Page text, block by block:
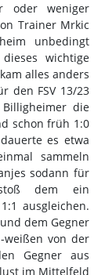
oder weniger
Trainer Mrkic
unbedingt
wichtige
alles anders
den FSV 13/23
die
schon früh 1:0
es etwa
sammeln
sodann für
dem ein
ausgleichen.
dem Gegner
weißen von der
Gegner aus
im Mittelfeld